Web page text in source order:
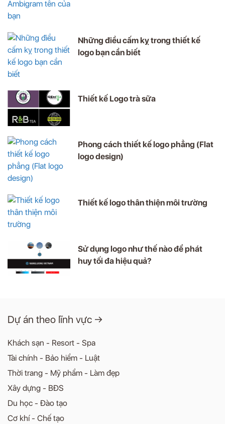
Những điều cấm kỵ trong thiết kế
logo bạn cần biết
Thiết kế Logo trà sữa
Phong cách thiết kế logo phẳng (Flat
logo design)
Thiết kế logo thân thiện môi trường
Sử dụng logo như thế nào để phát
huy tối đa hiệu quả?
Dự án theo lĩnh vực →
Khách sạn - Resort - Spa
Tài chính - Bảo hiểm - Luật
Thời trang - Mỹ phẩm - Làm đẹp
Xây dựng - BĐS
Du học - Đào tạo
Cơ khí - Chế tạo